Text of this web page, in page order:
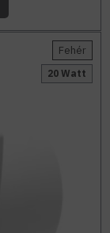
20 Watt
Fehér